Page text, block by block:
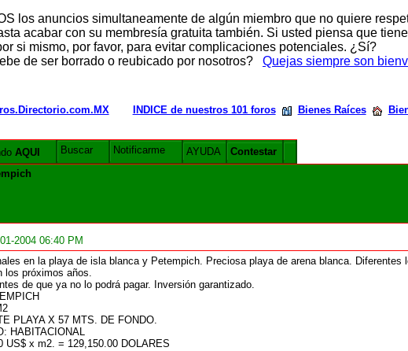
los anuncios simultaneamente de algún miembro que no quiere
acabar con su membresía gratuita también. Si usted piensa que
si mismo, por favor, para evitar complicaciones potenciales. ¿Sí?
de ser borrado o reubicado por nosotros? Quejas siempre son
INDICE de nuestros 101 foros Bienes Raíces
AQUI Buscar Notificarme AYUDA
Contestar
2004 06:40 PM
en la playa de isla blanca y Petempich. Preciosa playa de arena blanca. Diferentes
los próximos años.
de que ya no lo podrá pagar. Inversión garantizado.
PLAYA X 57 MTS. DE FONDO.
HABITACIONAL
US$ x m2. = 129,150.00 DOLARES